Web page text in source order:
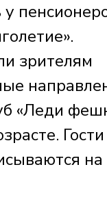
зрителям
«Леди
Гости
на